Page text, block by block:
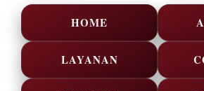
HOME
LAYANAN